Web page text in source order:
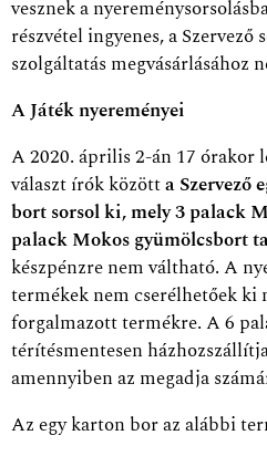
vesznek a
részvétel ingyenes, a
szolgáltatás megvásárlásához
A Játék nyereményei
A 2020. április 2-án 17 órakor
választ írók közötta Szervező
bort sorsol ki, mely 3 palack
palack Mokos gyümölcsbort
készpénzre nem váltható. A
termékek nem cserélhetőek ki
forgalmazott termékre. A 6
térítésmentesen
amennyiben az megadja
Az egy karton bor az alábbi